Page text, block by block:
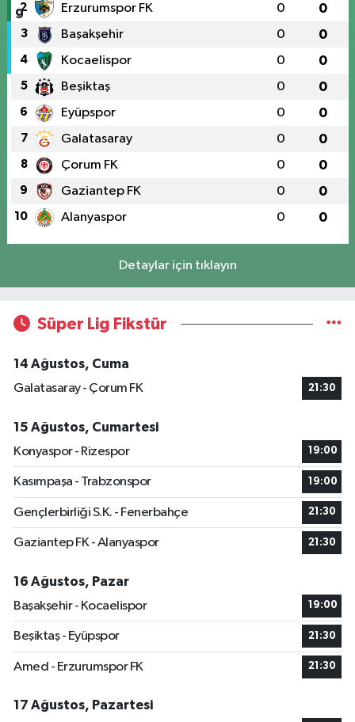
2 Erzurumspor FK 0 0
3 Başakşehir 0 0
4 Kocaelispor 0 0
5 Beşiktaş 0 0
6 Eyüpspor 0 0
7 Galatasaray 0 0
8 Çorum FK 0 0
9 Gaziantep FK 0 0
10 Alanyaspor 0 0
Detaylar için tıklayın
Süper Lig Fikstür
14 Ağustos, Cuma
Galatasaray - Çorum FK
21:30
15 Ağustos, Cumartesi
Konyaspor - Rizespor
19:00
Kasımpaşa - Trabzonspor 19:00
Gençlerbirliği S.K. - Fenerbahçe 21:30
Gaziantep FK - Alanyaspor 21:30
16 Ağustos, Pazar
Başakşehir - Kocaelispor
19:00
Beşiktaş - Eyüpspor 21:30
Amed - Erzurumspor FK 21:30
17 Ağustos, Pazartesi